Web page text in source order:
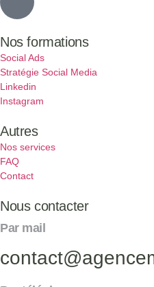
Nos formations
Social Ads
Stratégie Social Media
Linkedin
Instagram
Autres
Nos services
FAQ
Contact
Nous contacter
Par mail